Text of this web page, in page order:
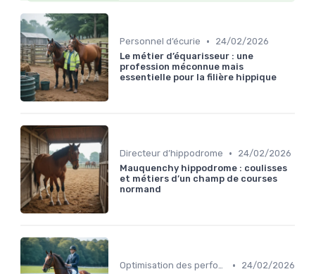
Personnel d’écurie •
24/02/2026
Le métier d’équarisseur : une
profession méconnue mais
essentielle pour la filière hippique
Directeur d’hippodrome •
24/02/2026
Mauquenchy hippodrome : coulisses
et métiers d’un champ de courses
normand
Optimisation des performances •
24/02/2026